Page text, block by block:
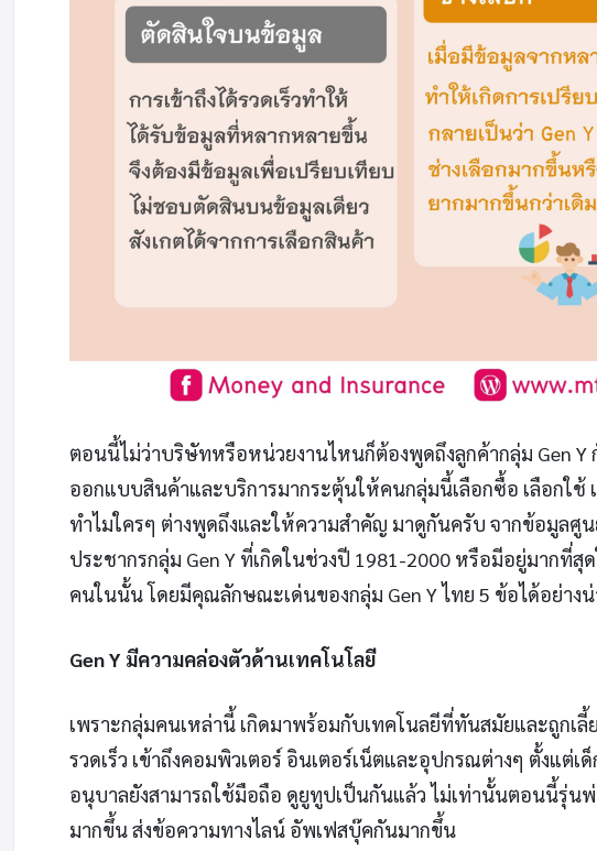
ตอนนี้ไม่ว่าบริษัทหรือหน่วยงานไหนก็ต้องพูดถึงลูกค้ากลุ่ม Gen
ออกแบบสินค้าและบริการมากระตุ้นให้คนกลุ่มนี้เลือกซื้อ เลือกใช้
ทำไมใครๆ ต่างพูดถึงและให้ความสำคัญ มาดูกันครับ จากข้อมูล
ประชากรกลุ่ม Gen Y ที่เกิดในช่วงปี 1981-2000 หรือมีอยู่มากที่
คนในนั้น โดยมีคุณลักษณะเด่นของกลุ่ม Gen Y ไทย 5 ข้อได้อย่าง
Gen Y มีความคล่องตัวด้านเทคโนโลยี
เพราะกลุ่มคนเหล่านี้ เกิดมาพร้อมกับเทคโนลยีที่ทันสมัยและถูกเ
รวดเร็ว เข้าถึงคอมพิวเตอร์ อินเตอร์เน็ตและอุปกรณต่างๆ ตั้งแต่
อนุบาลยังสามารถใช้มือถือ ดูยูทูปเป็นกันแล้ว ไม่เท่านั้นตอนนี้รุ่น
มากขึ้น ส่งข้อความทางไลน์ อัพเฟสบุ๊คกันมากขึ้น